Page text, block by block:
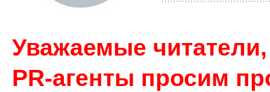
Уважаемые
PR-агенты просим